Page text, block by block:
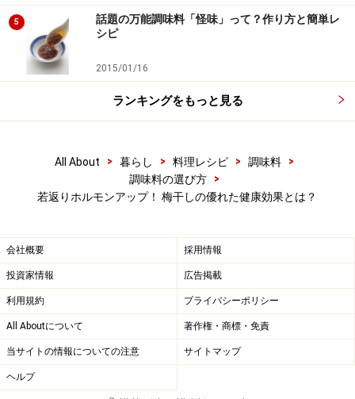
栄養剤として食料袋に「梅干丸」を契帯し、戦場への必
需品だったようです。
一般庶民に広がったのは江戸時代で、梅干しが紫蘇で赤
く着色されるようになったのはこの頃、それまでは着色
されていない物が食べられていました。
江戸では、大晦日や節分の夜には「福茶」を飲み、正月
には黒豆と梅干しのおせちを祝儀物として食べていまし
また、「梅雨」と言う言葉が中国から日本に伝わったの
もこの頃。その由来は諸説ありますが、「梅の実が熟す
頃に降る雨」からきていると言われています。
梅干しの効能
5
話題の万能調味料「怪味」って？作り方と簡単レ
シピ
2015/01/16
ランキングをもっと見る
All About > 暮らし > 料理レシピ > 調味料
>
調味料の選び方
>
若返りホルモンアップ！ 梅干しの優れた健康効果とは？
会社概要 採用情報
投資家情報 広告掲載
利用規約 プライバシーポリシー
All Aboutについて 著作権・商標・免責
当サイトの情報についての注意 サイトマップ
ヘルプ